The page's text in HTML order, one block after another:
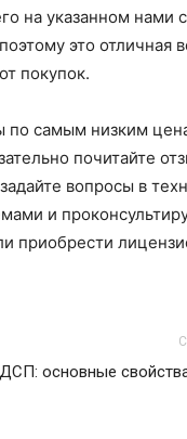
на указанном нами
это отличная
покупок.
по самым низким
почитайте
вопросы в
и
приобрести
ДСП: основные